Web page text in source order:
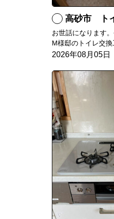
高砂市 ト
お世話になります
M様邸のトイレ交換
2026年08月05日